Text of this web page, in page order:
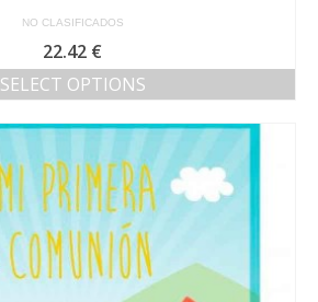
NO CLASIFICADOS
22.42 €
SELECT OPTIONS